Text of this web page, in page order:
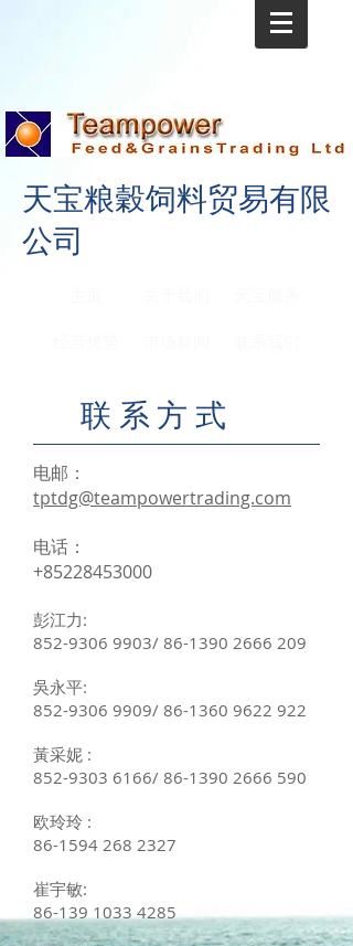
天宝粮穀饲料贸易有限
公司
联系方式
电邮：
tptdg@teampowertrading.com
电话：
+85228453000
彭江力:
852-9306 9903/ 86-1390 2666 209
吳永平:
852-9306 9909/ 86-1360 9622 922
黃采妮 :
852-9303 6166/ 86-1390 2666 590
欧玲玲 :
86-1594 268 2327
崔宇敏:
86-139 1033 4285